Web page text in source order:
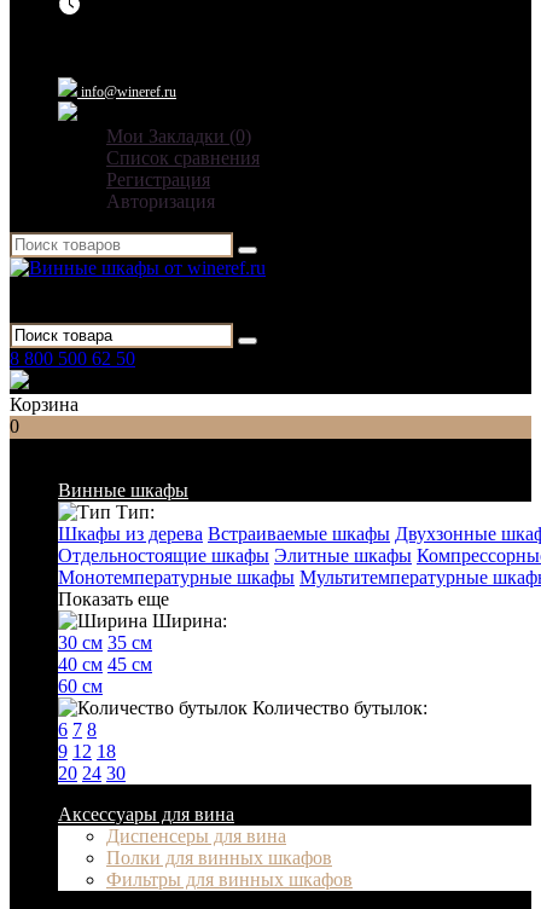
info@wineref.ru
Мои Закладки (0)
Список сравнения
Регистрация
Авторизация
8 800 500 62 50
Корзина
0
Винные шкафы
Тип:
Шкафы из дерева Встраиваемые шкафы Двухзонные
Отдельностоящие шкафы Элитные шкафы
Монотемпературные шкафы Мультитемпературные
Показать еще
Ширина:
30 см 35 см
40 см 45 см
60 см
Количество бутылок:
6 7 8
9 12 18
20 24 30
Аксессуары для вина
Диспенсеры для вина
Полки для винных шкафов
Фильтры для винных шкафов